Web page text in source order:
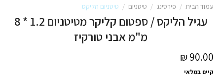
עמוד הבית / פירסינג / טיטניום / טיטניום הליקס
עגיל הליקס / ספטום קליקר מטיטניום 1.2 * 8
מ"מ אבני טורקיז
90.00
₪
קיים במלאי